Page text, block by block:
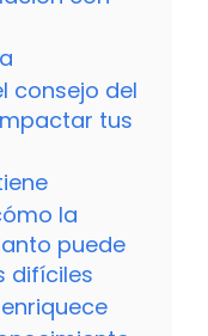
consejo del
tus
la
puede
difíciles